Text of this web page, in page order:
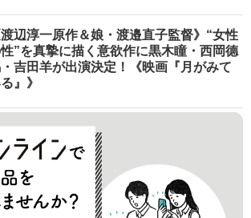
渡辺淳一原作＆娘・渡邉直子監督》“女性
”を真摯に描く意欲作に黒木瞳・西岡德
吉田羊が出演決定！《映画『月がみて
』》